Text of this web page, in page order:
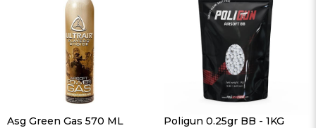
Asg Green Gas 570 ML Poligun 0.25gr BB - 1KG